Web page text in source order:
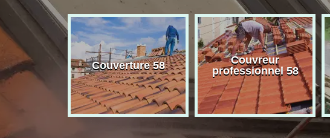
de
58
Couverture 58
Couvreur
professionnel 58